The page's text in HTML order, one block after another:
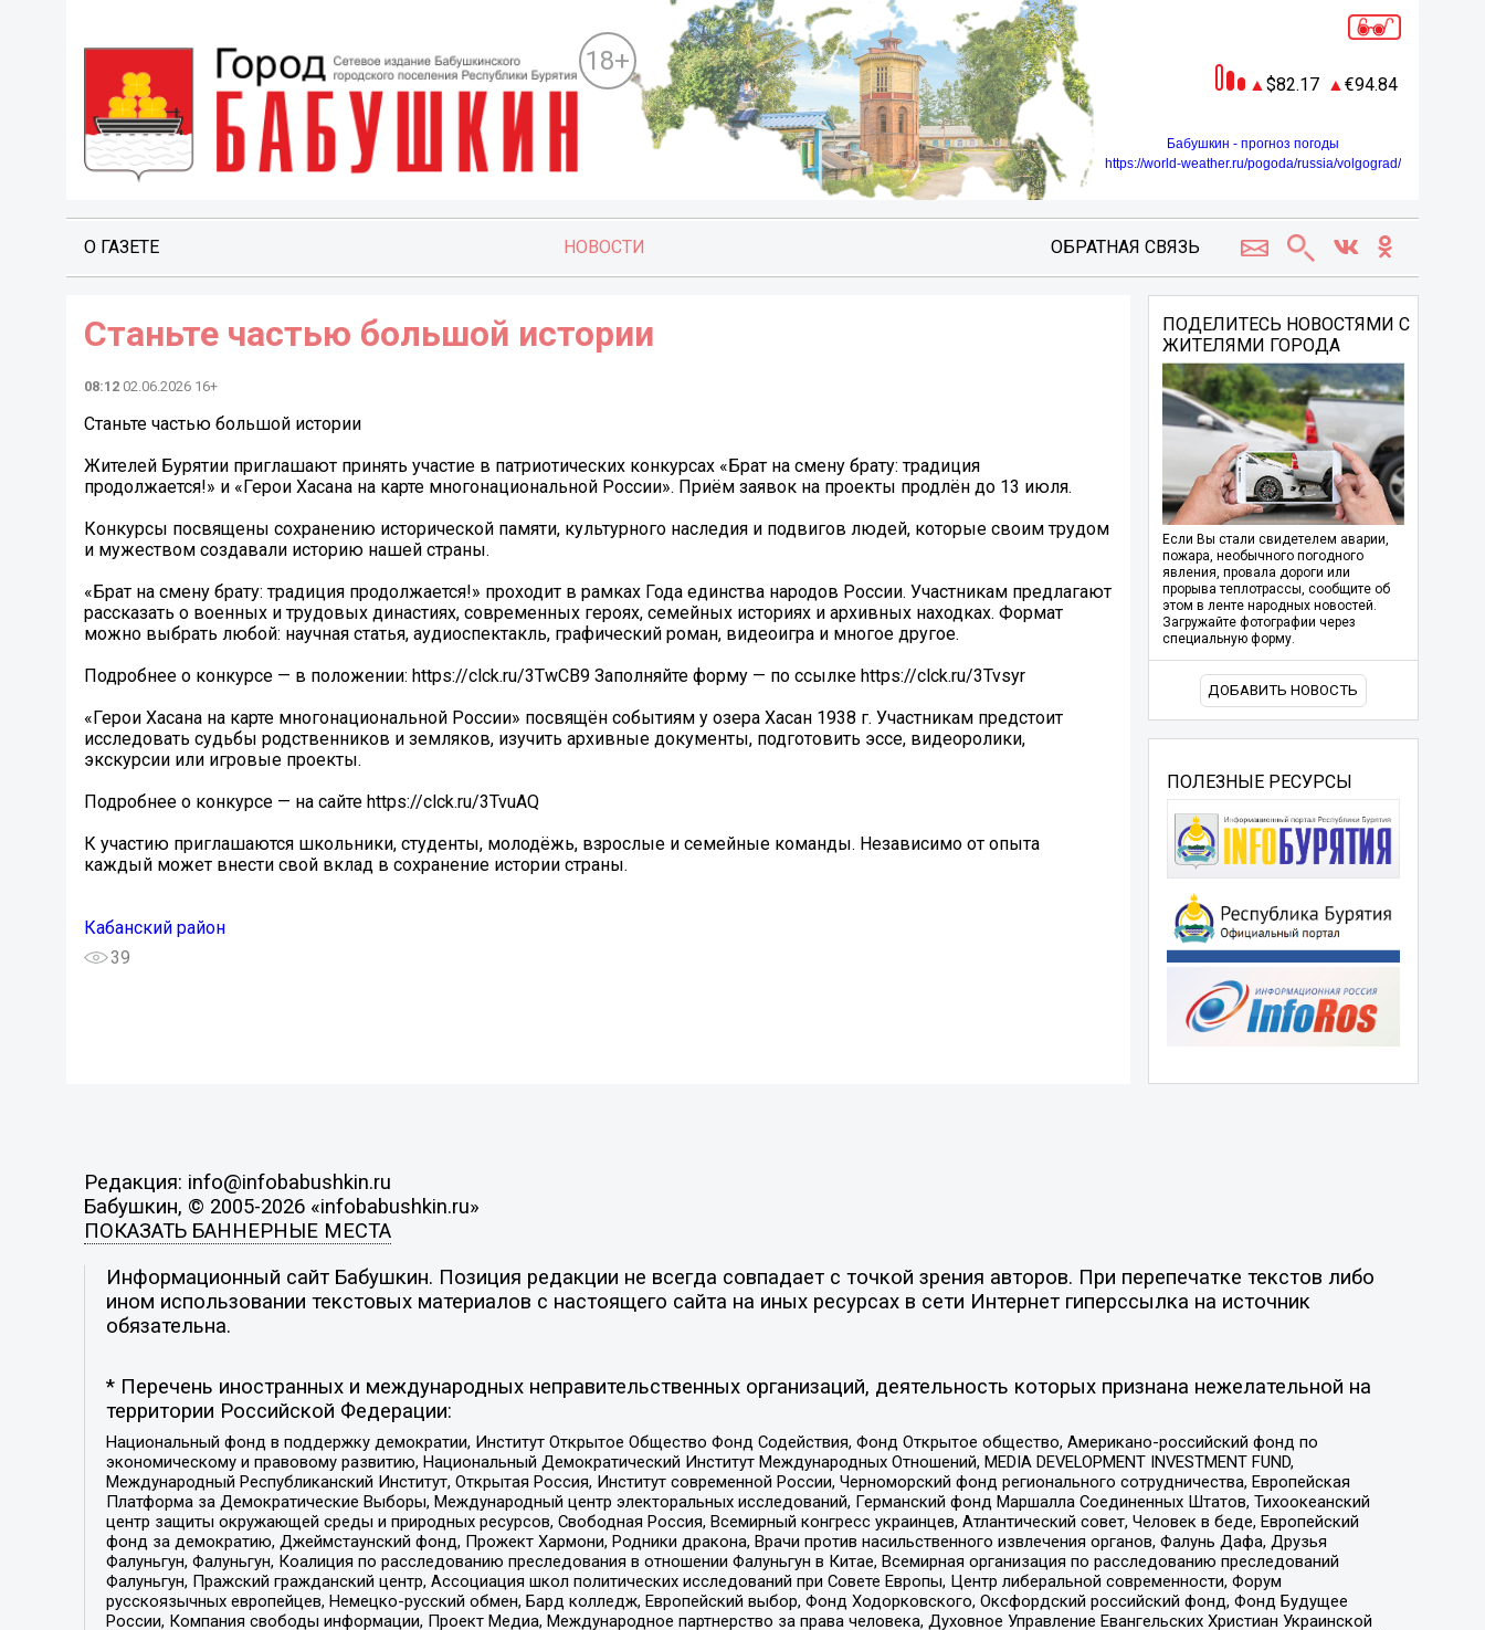
18+
82.17 94.84
Бабушкин - прогноз погоды
https://world-weather.ru/pogoda/russia/volgograd/
О ГАЗЕТЕ НОВОСТИ ОБРАТНАЯ СВЯЗЬ
Станьте частью большой истории
08:12 02.06.2026 16+
Станьте частью большой истории
Жителей Бурятии приглашают принять участие в патриотических конкурсах «Брат на смену брату: традиция
продолжается!» и «Герои Хасана на карте многонациональной России». Приём заявок на проекты продлён до 13 июля.
Конкурсы посвящены сохранению исторической памяти, культурного наследия и подвигов людей, которые своим трудом
и мужеством создавали историю нашей страны.
«Брат на смену брату: традиция продолжается!» проходит в рамках Года единства народов России. Участникам предлагают
рассказать о военных и трудовых династиях, современных героях, семейных историях и архивных находках. Формат
можно выбрать любой: научная статья, аудиоспектакль, графический роман, видеоигра и многое другое.
Подробнее о конкурсе — в положении: https://clck.ru/3TwCB9 Заполняйте форму — по ссылке https://clck.ru/3Tvsyr
«Герои Хасана на карте многонациональной России» посвящён событиям у озера Хасан 1938 г. Участникам предстоит
исследовать судьбы родственников и земляков, изучить архивные документы, подготовить эссе, видеоролики,
экскурсии или игровые проекты.
Подробнее о конкурсе — на сайте https://clck.ru/3TvuAQ
К участию приглашаются школьники, студенты, молодёжь, взрослые и семейные команды. Независимо от опыта
каждый может внести свой вклад в сохранение истории страны.
Кабанский район
39
ПОДЕЛИТЕСЬ НОВОСТЯМИ С
ЖИТЕЛЯМИ ГОРОДА
Если Вы стали свидетелем аварии,
пожара, необычного погодного
явления, провала дороги или
прорыва теплотрассы, сообщите об
этом в ленте народных новостей.
Загружайте фотографии через
специальную форму.
ДОБАВИТЬ НОВОСТЬ
ПОЛЕЗНЫЕ РЕСУРСЫ
Редакция: info@infobabushkin.ru
Бабушкин, © 2005-2026 «infobabushkin.ru»
ПОКАЗАТЬ БАННЕРНЫЕ МЕСТА
Информационный сайт Бабушкин. Позиция редакции не всегда совпадает с точкой зрения авторов. При перепечатке текстов либо
ином использовании текстовых материалов с настоящего сайта на иных ресурсах в сети Интернет гиперссылка на источник
обязательна.
* Перечень иностранных и международных неправительственных организаций, деятельность которых признана нежелательной на
территории Российской Федерации:
Национальный фонд в поддержку демократии, Институт Открытое Общество Фонд Содействия, Фонд Открытое общество, Американо-российский фонд по
экономическому и правовому развитию, Национальный Демократический Институт Международных Отношений, MEDIA DEVELOPMENT INVESTMENT FUND,
Международный Республиканский Институт, Открытая Россия, Институт современной России, Черноморский фонд регионального сотрудничества, Европейская
Платформа за Демократические Выборы, Международный центр электоральных исследований, Германский фонд Маршалла Соединенных Штатов, Тихоокеанский
центр защиты окружающей среды и природных ресурсов, Свободная Россия, Всемирный конгресс украинцев, Атлантический совет, Человек в беде, Европейский
фонд за демократию, Джеймстаунский фонд, Прожект Хармони, Родники дракона, Врачи против насильственного извлечения органов, Фалунь Дафа, Друзья
Фалуньгун, Фалуньгун, Коалиция по расследованию преследования в отношении Фалуньгун в Китае, Всемирная организация по расследованию преследований
Фалуньгун, Пражский гражданский центр, Ассоциация школ политических исследований при Совете Европы, Центр либеральной современности, Форум
русскоязычных европейцев, Немецко-русский обмен, Бард колледж, Европейский выбор, Фонд Ходорковского, Оксфордский российский фонд, Фонд Будущее
России, Компания свободы информации, Проект Медиа, Международное партнерство за права человека, Духовное Управление Евангельских Христиан Украинской